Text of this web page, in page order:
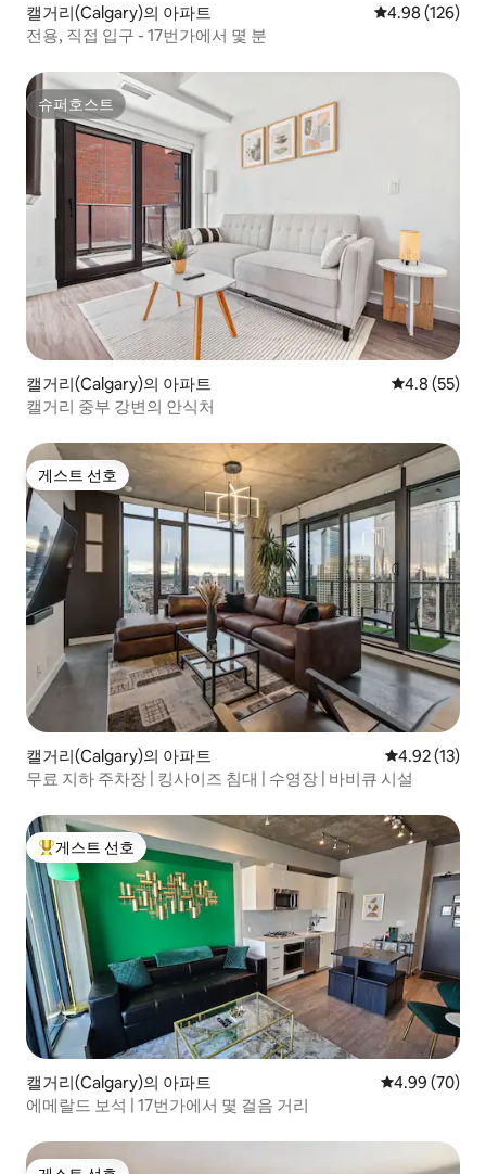
캘거리(Calgary)의 아파트 평점 4.98점(5
4.98 (126)
전용, 직접 입구 - 17번가에서 몇 분
슈퍼호스트
슈퍼호스트
캘거리(Calgary)의 아파트 평점 4.8점(5
4.8 (55)
캘거리 중부 강변의 안식처
게스트 선호
게스트 선호
캘거리(Calgary)의 아파트 평점 4.92점
4.92 (13)
무료 지하 주차장 | 킹사이즈 침대 | 수영장 | 바비큐 시설
상위 게스트 선호
게스트 선호
캘거리(Calgary)의 아파트 평점 4.99점(5
4.99 (70)
에메랄드 보석 | 17번가에서 몇 걸음 거리